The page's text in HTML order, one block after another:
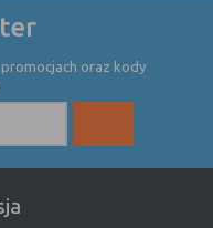
oraz kody